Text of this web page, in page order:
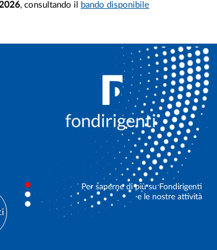
, consultando il bando disponibile
Per saperne di più su Fondirigenti
e le nostre attività